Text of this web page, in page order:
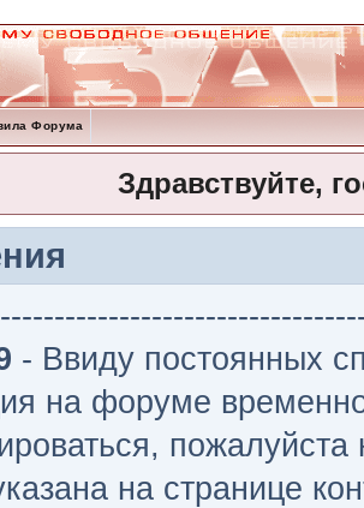
Форума
Здравствуйте,
- Ввиду постоянных
на форуме
на странице